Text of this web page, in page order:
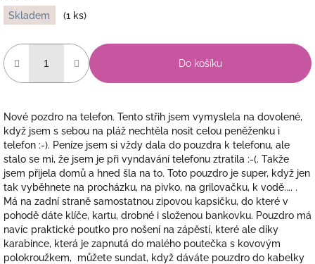
Měrná
cena:
Skladem (1 ks)
Do košíku
Nové pozdro na telefon. Tento střih jsem vymyslela na dovolené,
když jsem s sebou na pláž nechtěla nosit celou peněženku i
telefon :-). Peníze jsem si vždy dala do pouzdra k telefonu, ale
stalo se mi, že jsem je při vyndavání telefonu ztratila :-(. Takže
jsem přijela domů a hned šla na to. Toto pouzdro je super, když jen
tak vyběhnete na procházku, na pivko, na grilovačku, k vodě.... .
Má na zadní straně samostatnou zipovou kapsičku, do které v
pohodě dáte klíče, kartu, drobné i složenou bankovku. Pouzdro má
navíc praktické poutko pro nošení na zápěstí, které ale díky
karabince, která je zapnutá do malého poutečka s kovovým
polokroužkem, můžete sundat, když dáváte pouzdro do kabelky